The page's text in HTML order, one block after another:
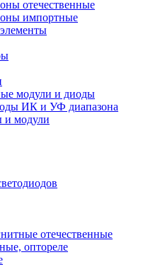
отечественные
импортные
модули и диоды
ИК и УФ диапазона
и модули
отечественные
оптореле